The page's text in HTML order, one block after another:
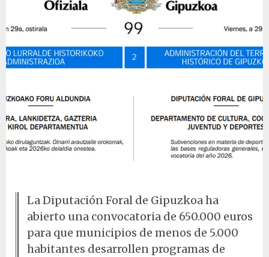
La Diputación Foral de Gipuzkoa ha
abierto una convocatoria de 650.000 euros
para que municipios de menos de 5.000
habitantes desarrollen programas de